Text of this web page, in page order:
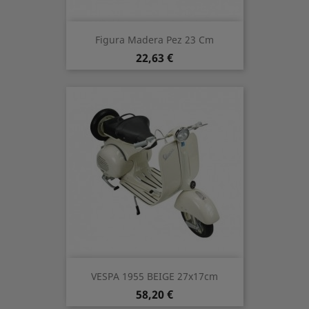
Figura Madera Pez 23 Cm
Prezzo
22,63 €
VESPA 1955 BEIGE 27x17cm
Prezzo
58,20 €